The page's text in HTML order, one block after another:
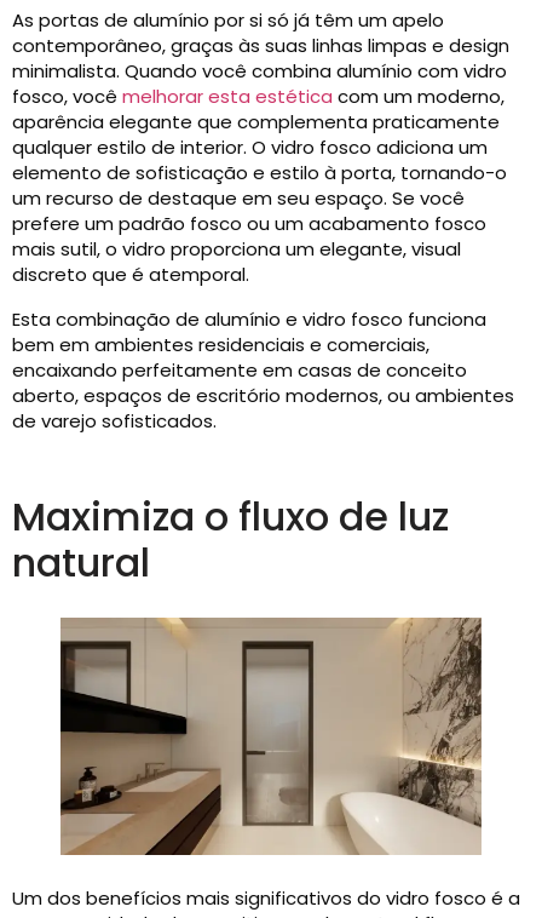
As portas de alumínio por si só já têm um apelo
contemporâneo, graças às suas linhas limpas e design
minimalista. Quando você combina alumínio com vidro
fosco, você melhorar esta estética com um moderno,
aparência elegante que complementa praticamente
qualquer estilo de interior. O vidro fosco adiciona um
elemento de sofisticação e estilo à porta, tornando-o
um recurso de destaque em seu espaço. Se você
prefere um padrão fosco ou um acabamento fosco
mais sutil, o vidro proporciona um elegante, visual
discreto que é atemporal.
Esta combinação de alumínio e vidro fosco funciona
bem em ambientes residenciais e comerciais,
encaixando perfeitamente em casas de conceito
aberto, espaços de escritório modernos, ou ambientes
de varejo sofisticados.
Maximiza o fluxo de luz
natural
Um dos benefícios mais significativos do vidro fosco é a